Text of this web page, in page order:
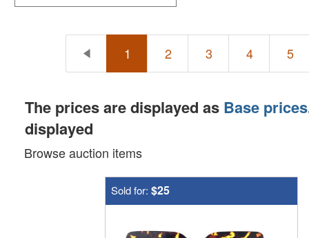
1 2 3 4 5
The prices are displayed as Base prices
displayed
Browse auction items
Sold for: $25